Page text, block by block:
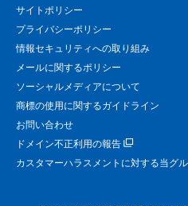
サイトポリシー
プライバシーポリシー
情報セキュリティへの取り組み
メールに関するポリシー
ソーシャルメディアについて
商標の使用に関するガイドライン
お問い合わせ
ドメイン不正利用の報告
カスタマーハラスメントに対する当グ